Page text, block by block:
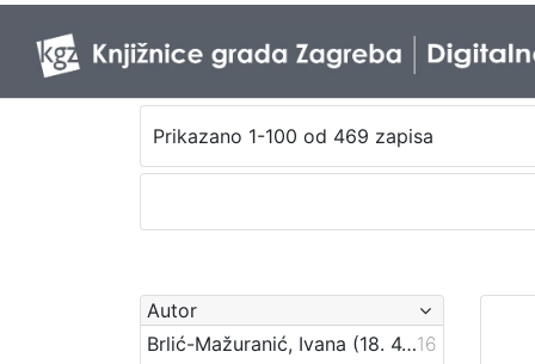
Prikazano 1-100 od 469 zapisa
Autor
Brlić-Mažuranić, Ivana (18. 4. 1874. – 21. 9. 1938.)16